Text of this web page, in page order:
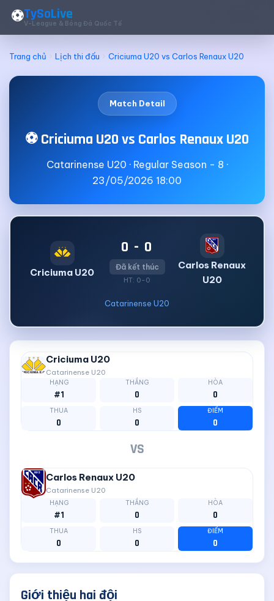
⚽TySoLive
V-League & Bóng Đá Quốc Tế
Trang chủ Lịch thi đấu Criciuma U20 vs Carlos Renaux U20
Match Detail
⚽ Criciuma U20 vs Carlos Renaux U20
Catarinense U20 · Regular Season - 8 ·
23/05/2026 18:00
Criciuma U20
0 - 0
Đã kết thúc
HT: 0-0
Carlos Renaux
U20
Catarinense U20
Criciuma U20
Catarinense U20
HẠNG
#1
THẮNG
0
HÒA
0
THUA
0
HS
0
ĐIỂM
0
VS
Carlos Renaux U20
Catarinense U20
HẠNG
#1
THẮNG
0
HÒA
0
THUA
0
HS
0
ĐIỂM
0
Giới thiệu hai đội